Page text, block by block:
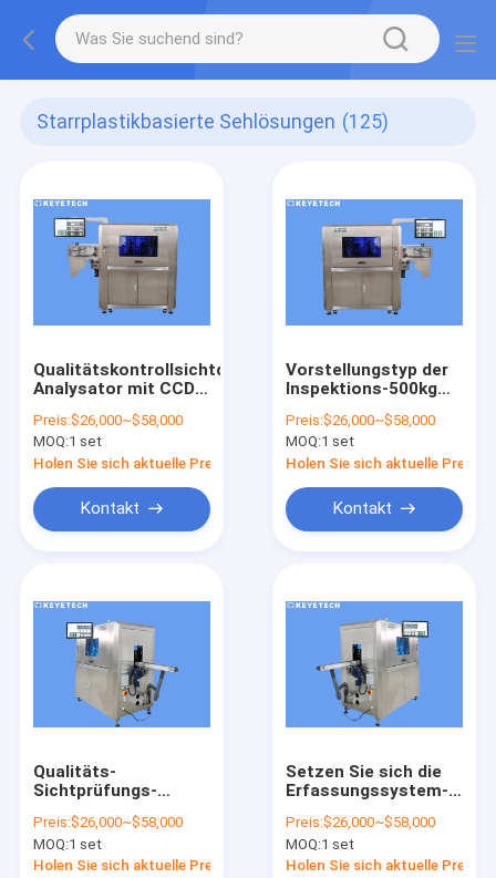
Starrplastikbasierte Sehlösungen (125)
Qualitätskontrollsichtqualitäts-
Analysator mit CCD-
Preis:$26,000~$58,000
MOQ:1 set
Holen Sie sich aktuelle Preis
Kontakt
Vorstellungstyp der
Inspektions-500kg
entwickelter Kamera
für industriellen
Gebrauch
Preis:$26,000~$58,000
MOQ:1 set
Holen Sie sich aktuelle Preis
Kontakt
Qualitäts-
Sichtprüfungs-
Qualität mit HD-
Bildschirm
Preis:$26,000~$58,000
MOQ:1 set
Holen Sie sich aktuelle Preis
Setzen Sie sich die
Erfassungssystem-
Maschine ab, die
durch AI-Algorithmus
angetrieben wird
Preis:$26,000~$58,000
MOQ:1 set
Holen Sie sich aktuelle Preis